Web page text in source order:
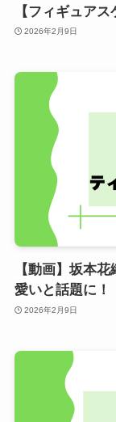
【フィギュアス
2026年2月9日
【動画】坂本
愛いと話題に！
2026年2月9日